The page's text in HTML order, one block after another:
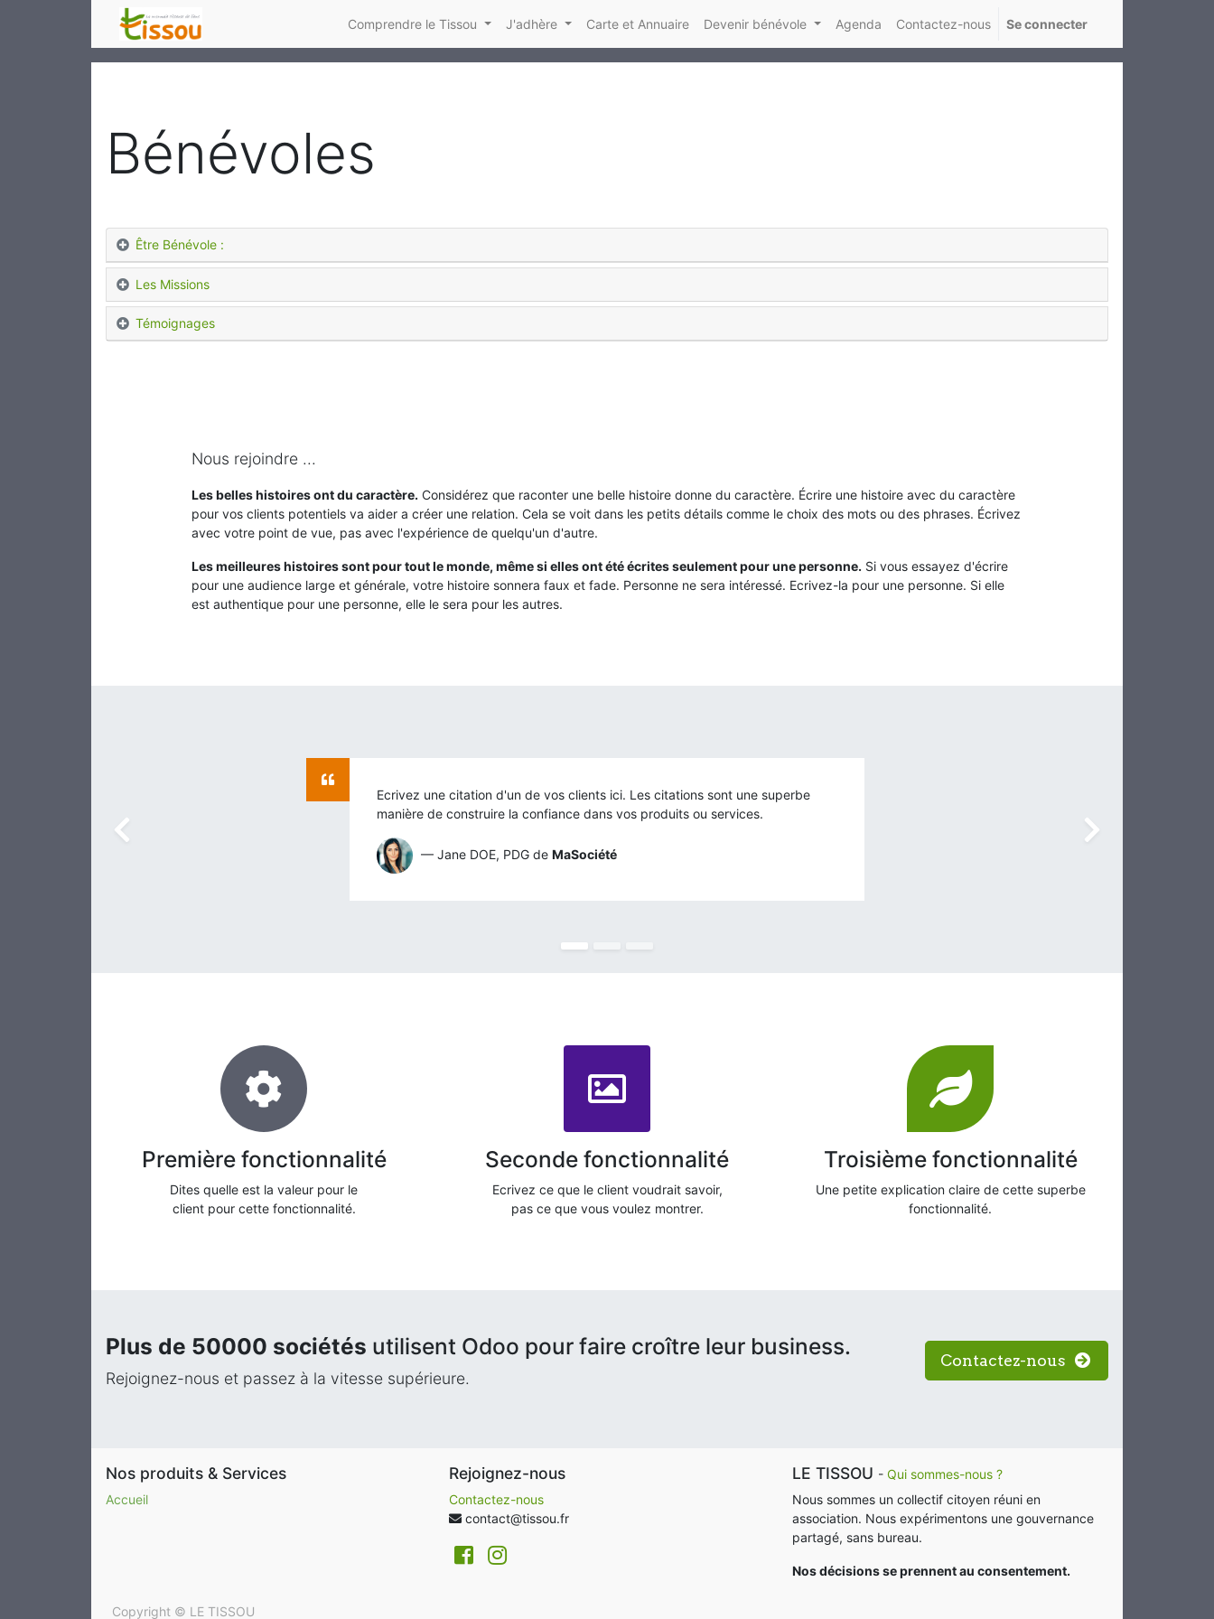
Comprendre le Tissou J'adhère Carte et Annuaire Devenir bénévole Agenda Contactez-nous Se connecter
Bénévoles
Être Bénévole :
Les Missions
Témoignages
Nous rejoindre ...
Les belles histoires ont du caractère. Considérez que raconter une belle histoire donne du caractère. Écrire une histoire avec du caractère
pour vos clients potentiels va aider a créer une relation. Cela se voit dans les petits détails comme le choix des mots ou des phrases. Écrivez
avec votre point de vue, pas avec l'expérience de quelqu'un d'autre.
Les meilleures histoires sont pour tout le monde, même si elles ont été écrites seulement pour une personne. Si vous essayez d'écrire
pour une audience large et générale, votre histoire sonnera faux et fade. Personne ne sera intéressé. Ecrivez-la pour une personne. Si elle
est authentique pour une personne, elle le sera pour les autres.
Ecrivez une citation d'un de vos clients ici. Les citations sont une superbe
manière de construire la confiance dans vos produits ou services.
— Jane DOE, PDG de MaSociété
Précédent Suivant
Première fonctionnalité
Dites quelle est la valeur pour le
client pour cette fonctionnalité.
Seconde fonctionnalité
Ecrivez ce que le client voudrait savoir,
pas ce que vous voulez montrer.
Troisième fonctionnalité
Une petite explication claire de cette superbe
fonctionnalité.
Plus de 50000 sociétés utilisent Odoo pour faire croître leur business.
Rejoignez-nous et passez à la vitesse supérieure.
Contactez-nous
Nos produits & Services
Accueil
Rejoignez-nous
Contactez-nous
contact@tissou.fr
LE TISSOU - Qui sommes-nous ?
Nous sommes un collectif citoyen réuni en
association. Nous expérimentons une gouvernance
partagé, sans bureau.
Nos décisions se prennent au consentement.
Copyright © LE TISSOU